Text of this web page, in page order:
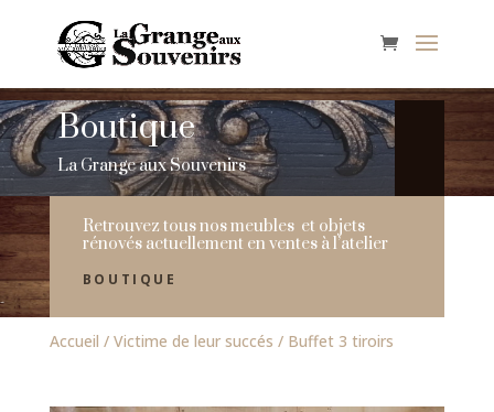
Boutique
La Grange aux Souvenirs
Retrouvez tous nos meubles et objets
rénovés actuellement en ventes à l’atelier
BOUTIQUE
Accueil / Victime de leur succés / Buffet 3 tiroirs